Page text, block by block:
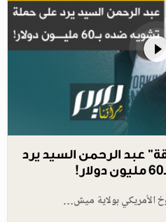
عبد الرحمن السيد يرد
الأمريكي بولاية ميش…